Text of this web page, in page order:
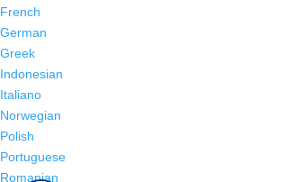
French
German
Greek
Indonesian
Italiano
Norwegian
Polish
Portuguese
Romanian